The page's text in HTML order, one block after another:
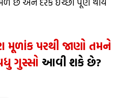
મૂળાંક પરથી જાણો તમને
ગુસ્સો આવી શકે છે?